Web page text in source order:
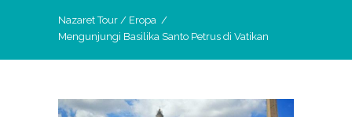
Nazaret Tour / Eropa /
Mengunjungi Basilika Santo Petrus di Vatikan